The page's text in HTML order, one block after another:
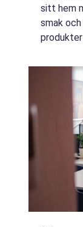
sitt hem
smak
utifrån de